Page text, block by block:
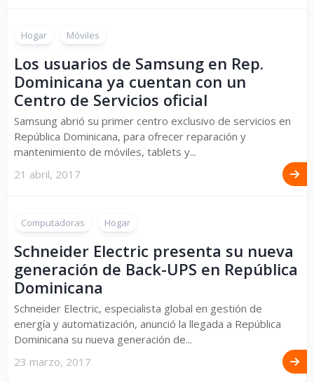
Hogar Móviles
Los usuarios de Samsung en Rep.
Dominicana ya cuentan con un
Centro de Servicios oficial
Samsung abrió su primer centro exclusivo de servicios en
República Dominicana, para ofrecer reparación y
mantenimiento de móviles, tablets y...
21 abril, 2017
Computadoras Hogar
Schneider Electric presenta su nueva
generación de Back-UPS en República
Dominicana
Schneider Electric, especialista global en gestión de
energía y automatización, anunció la llegada a República
Dominicana su nueva generación de...
23 marzo, 2017